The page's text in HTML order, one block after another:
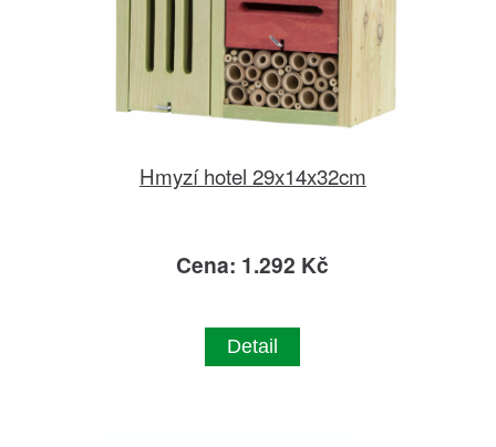
Hmyzí hotel 29x14x32cm
Cena: 1.292 Kč
Detail